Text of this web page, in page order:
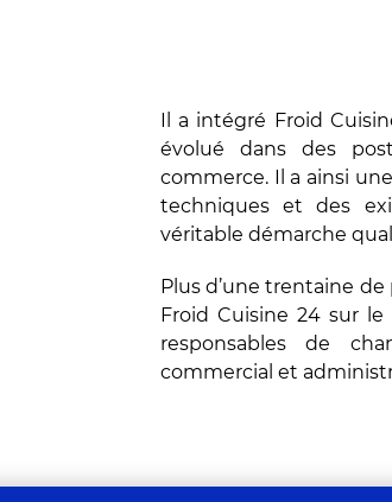
Il a intégré Froid
évolué dans des
commerce. Il a ainsi
techniques et des
véritable démarche
Plus d’une trentaine
Froid Cuisine 24 sur le
responsables de
commercial et